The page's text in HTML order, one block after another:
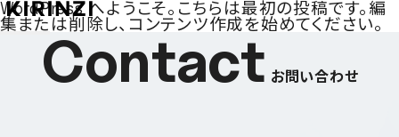
WordPress へようこそ。こちらは最初の投稿です。編
集または削除し、コンテンツ作成を始めてください。
Contact お問い合わせ